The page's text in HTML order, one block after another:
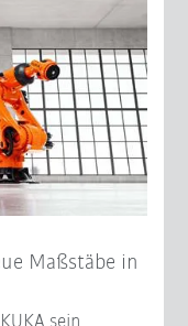
Maßstäbe in